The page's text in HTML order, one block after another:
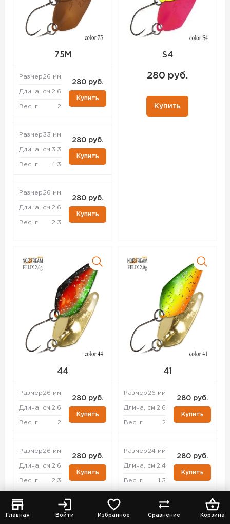
Главная Войти Избранное Сравнение Корзина
75M
Размер26 мм
Длина, см 2.6
Вес, г 2
280 руб.
Купить
Размер33 мм
Длина, см 3.3
Вес, г 4.3
280 руб.
Купить
Размер26 мм
Длина, см 2.6
Вес, г 2.3
280 руб.
Купить
S4
280 руб.
Купить
44
Размер26 мм
Длина, см 2.6
Вес, г 2
280 руб.
Купить
Размер26 мм
Длина, см 2.6
Вес, г 2.3
280 руб.
Купить
Размер
280 руб.
41
Размер26 мм
Длина, см 2.6
Вес, г 2
280 руб.
Купить
Размер24 мм
Длина, см 2.4
Вес, г 1.3
280 руб.
Купить
26 мм
280 руб.